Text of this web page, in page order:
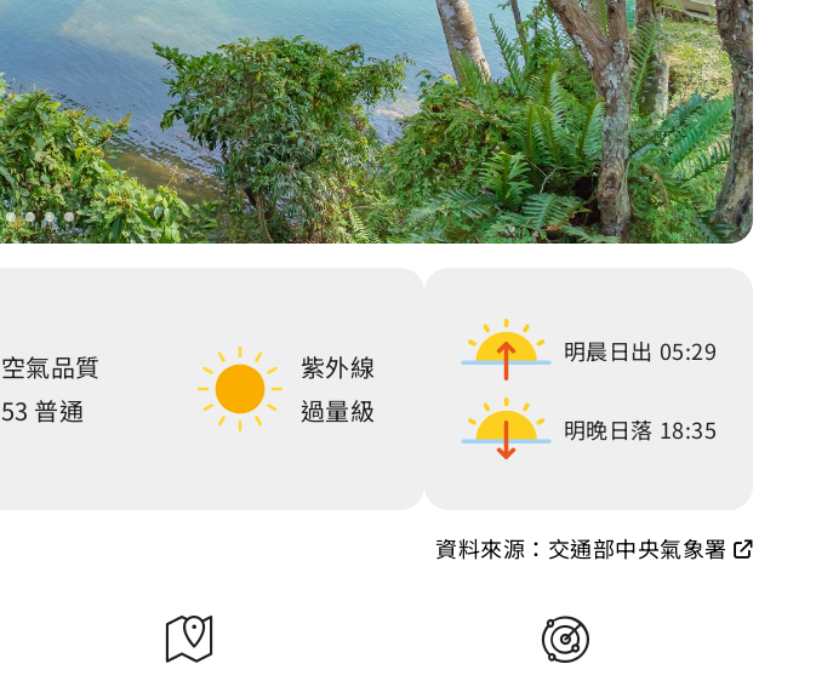
空氣品質
53 普通
紫外線
過量級
明晨日出 05:29
明晚日落 18:35
資料來源：交通部中央氣象署